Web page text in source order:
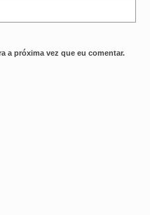
a próxima vez que eu comentar.